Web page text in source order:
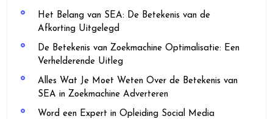
Het Belang van SEA: De Betekenis van de
Afkorting Uitgelegd
De Betekenis van Zoekmachine Optimalisatie: Een
Verhelderende Uitleg
Alles Wat Je Moet Weten Over de Betekenis van
SEA in Zoekmachine Adverteren
Word een Expert in Opleiding Social Media